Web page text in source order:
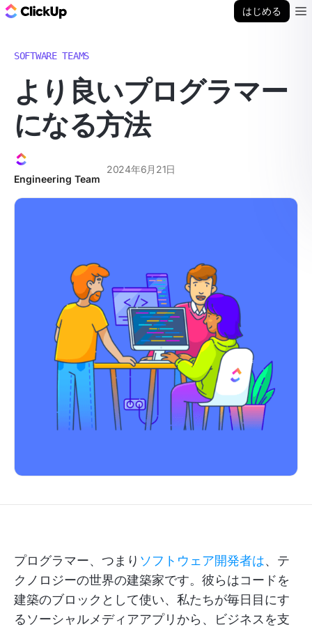
はじめる
SOFTWARE TEAMS
より良いプログラマー
になる方法
Engineering Team
2024年6月21日
プログラマー、つまり ソフトウェア開発者は、テ
クノロジーの世界の建築家です。彼らはコードを
建築のブロックとして使い、私たちが毎日目にす
るソーシャルメディアアプリから、ビジネスを支